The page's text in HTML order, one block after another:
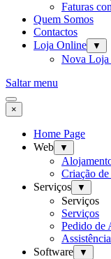
Faturas
Quem Somos
Contactos
Loja Online
▼
Nova
Saltar menu
×
Home Page
Web
▼
Criação
Serviços
▼
Serviços
Serviços
Pedido de
Software
▼